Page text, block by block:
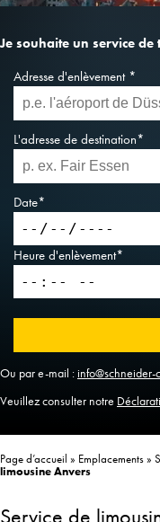
Je souhaite un service
Adresse d'enlèvement *
L'adresse de destination*
Date*
Heure d'enlèvement*
Ou par e-mail :info@schneider-
Veuillez consulter notre
Page d’accueil » Emplacements»
limousine Anvers
Service de